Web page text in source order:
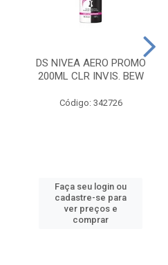
DS NIVEA AERO PROMO
200ML CLR INVIS. BEW
Código: 342726
Faça seu login ou
cadastre-se para
ver preços e
comprar